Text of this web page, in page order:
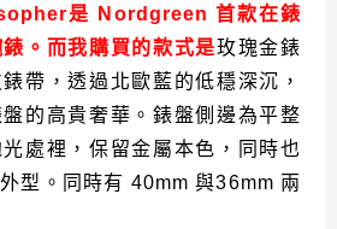
是 Nordgreen 首款在錶
。而我購買的款式是玫瑰金錶
帶，透過北歐藍的低穩深沉，
的高貴奢華。錶盤側邊為平整
處裡，保留金屬本色，同時也
型。同時有 40mm 與36mm 兩